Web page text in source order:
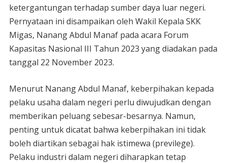
ketergantungan terhadap sumber daya luar negeri.
Pernyataan ini disampaikan oleh Wakil Kepala SKK
Migas, Nanang Abdul Manaf pada acara Forum
Kapasitas Nasional III Tahun 2023 yang diadakan pada
tanggal 22 November 2023.
Menurut Nanang Abdul Manaf, keberpihakan kepada
pelaku usaha dalam negeri perlu diwujudkan dengan
memberikan peluang sebesar-besarnya. Namun,
penting untuk dicatat bahwa keberpihakan ini tidak
boleh diartikan sebagai hak istimewa (previlege).
Pelaku industri dalam negeri diharapkan tetap